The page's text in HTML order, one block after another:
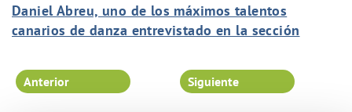
Daniel Abreu, uno de los máximos talentos
canarios de danza entrevistado en la sección
Anterior Siguiente